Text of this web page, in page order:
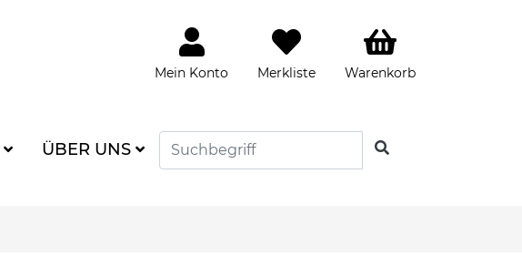
Mein Konto Merkliste Warenkorb
ÜBER UNS SUCHEN